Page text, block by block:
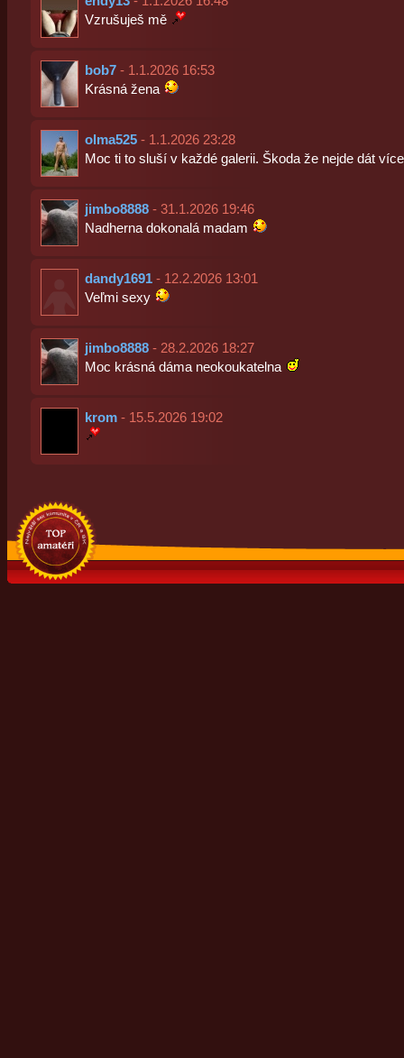
Vzrušuješ mě
bob7- 1.1.2026 16:53
Krásná žena
olma525- 1.1.2026 23:28
Moc ti to sluší v každé galerii. Škoda že nejde dát
jimbo8888- 31.1.2026 19:46
Nadherna dokonalá madam
dandy1691- 12.2.2026 13:01
Veľmi sexy
jimbo8888- 28.2.2026 18:27
Moc krásná dáma neokoukatelna
krom- 15.5.2026 19:02